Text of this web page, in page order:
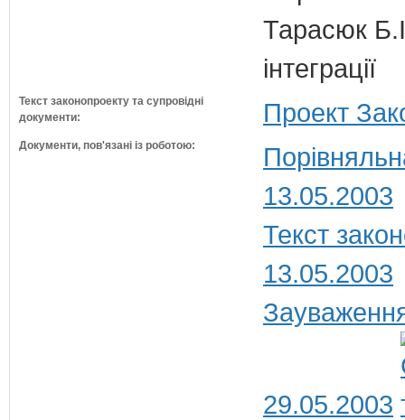
Тарасюк
інтеграції
Текст законопроекту та супровідні
документи:
Проект
Документи, пов'язані із роботою:
13.05.2003
Текст
13.05.2003
29.05.2003